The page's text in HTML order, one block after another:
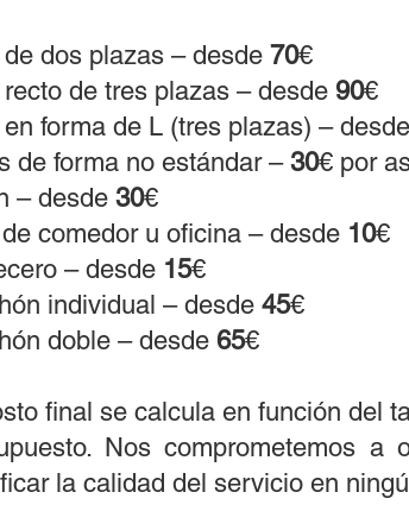
de dos plazas – desde 70€
recto de tres plazas – desde 90€
en forma de L (tres plazas) – desde
de forma no estándar – 30€ por
– desde 30€
comedor u oficina – desde 10€
– desde 15€
individual – desde 45€
doble – desde 65€
final se calcula en función del
Nos comprometemos
la calidad del servicio en